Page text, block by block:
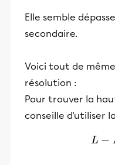
Elle semble
secondaire.
Voici tout de
résolution :
Pour trouver la
conseille d'utiliser
L −